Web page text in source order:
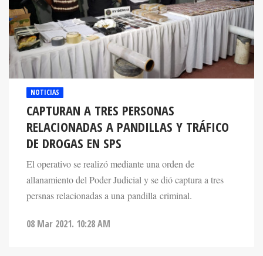
NOTICIAS
CAPTURAN A TRES PERSONAS
RELACIONADAS A PANDILLAS Y TRÁFICO
DE DROGAS EN SPS
El operativo se realizó mediante una orden de
allanamiento del Poder Judicial y se dió captura a tres
persnas relacionadas a una pandilla criminal.
08 Mar 2021. 10:28 AM